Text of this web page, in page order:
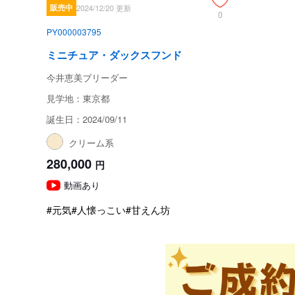
販売中 2024/12/20 更新
0
PY000003795
ミニチュア・ダックスフンド
今井恵美ブリーダー
見学地：東京都
誕生日：2024/09/11
クリーム系
280,000 円
動画あり
#元気#人懐っこい#甘えん坊